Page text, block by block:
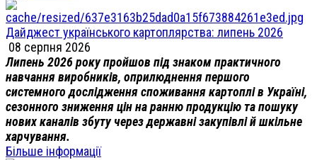
Дайджест українського картоплярства: липень 2026
08 серпня 2026
Липень 2026 року пройшов під знаком практичного
навчання виробників, оприлюднення першого
системного дослідження споживання картоплі в Україні,
сезонного зниження цін на ранню продукцію та пошуку
нових каналів збуту через державні закупівлі й шкільне
харчування.
Більше інформації